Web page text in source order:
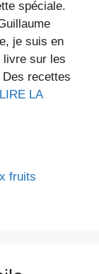
spéciale.
je suis en
livre sur les
recettes
LIRE LA
fruits